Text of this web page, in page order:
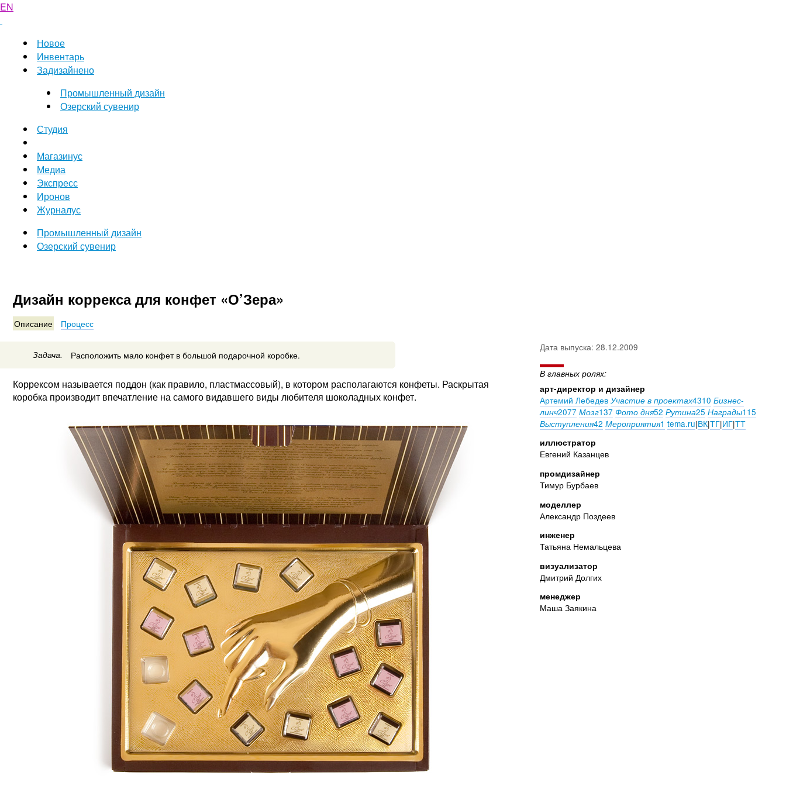
EN
Новое
Инвентарь
Задизайнено
Промышленный дизайн
Озерский сувенир
Студия
Магазинус
Медиа
Экспресс
Иронов
Журналус
Промышленный дизайн
Озерский сувенир
Дизайн коррекса для конфет «О’Зера»
Описание Процесс
Задача. Расположить мало конфет в большой подарочной коробке.
Коррексом называется поддон (как правило, пластмассовый), в котором располагаются конфеты. Раскрытая
коробка производит впечатление на самого видавшего виды любителя шоколадных конфет.
Дата выпуска: 28.12.2009
В главных ролях:
арт-директор и дизайнер
Артемий Лебедев Участие в проектах4310 Бизнес-
линч2077 Мозг137 Фото дня52 Рутина25 Награды115
Выступления42 Мероприятия1 tema.ru|ВК|ТГ|ИГ|ТТ
иллюстратор
Евгений Казанцев
промдизайнер
Тимур Бурбаев
моделлер
Александр Поздеев
инженер
Татьяна Немальцева
визуализатор
Дмитрий Долгих
менеджер
Маша Заякина